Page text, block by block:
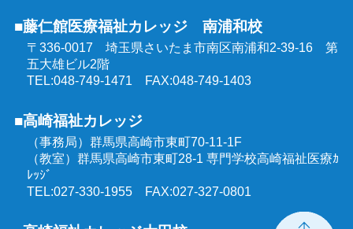
■藤仁館医療福祉カレッジ 南浦和校
〒336-0017 埼玉県さいたま市南区南浦和2-39-16 第
五大雄ビル2階
TEL:048-749-1471 FAX:048-749-1403
■高崎福祉カレッジ
（事務局）群馬県高崎市東町70-11-1F
（教室）群馬県高崎市東町28-1 専門学校高崎福祉医療ｶ
ﾚｯｼﾞ
TEL:027-330-1955 FAX:027-327-0801